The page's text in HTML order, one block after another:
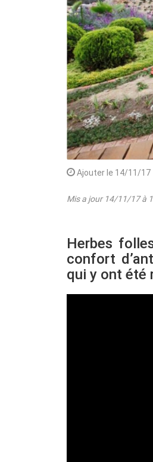
Ajouter le 14/11/17
Mis a jour 14/11/17 à
Herbes
confort
qui y ont été
une